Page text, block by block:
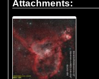
Attachments: